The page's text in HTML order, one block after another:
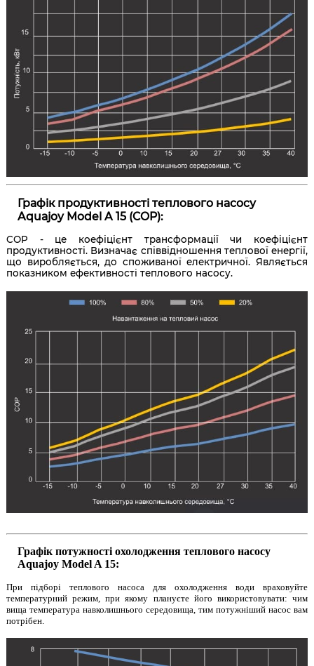
Графік продуктивності теплового насосу
Aquajoy Model A 15 (COP):
COP - це коефіцієнт трансформації чи коефіцієнт
продуктивності. Визначає співвідношення теплової енергії,
що виробляється, до споживаної електричної. Являється
показником ефективності теплового насосу.
Графік потужності охолодження теплового насосу
Aquajoy Model A 15:
При підборі теплового насоса для охолодження води враховуйте
температурний режим, при якому плануєте його використовувати: чим
вища температура навколишнього середовища, тим потужніший насос вам
потрібен.